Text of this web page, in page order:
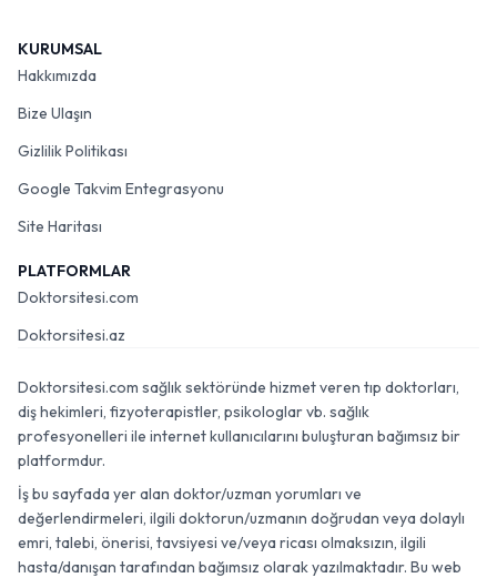
KURUMSAL
Hakkımızda
Bize Ulaşın
Gizlilik Politikası
Google Takvim Entegrasyonu
Site Haritası
PLATFORMLAR
Doktorsitesi.com
Doktorsitesi.az
Doktorsitesi.com sağlık sektöründe hizmet veren tıp doktorları,
diş hekimleri, fizyoterapistler, psikologlar vb. sağlık
profesyonelleri ile internet kullanıcılarını buluşturan bağımsız bir
platformdur.
İş bu sayfada yer alan doktor/uzman yorumları ve
değerlendirmeleri, ilgili doktorun/uzmanın doğrudan veya dolaylı
emri, talebi, önerisi, tavsiyesi ve/veya ricası olmaksızın, ilgili
hasta/danışan tarafından bağımsız olarak yazılmaktadır. Bu web